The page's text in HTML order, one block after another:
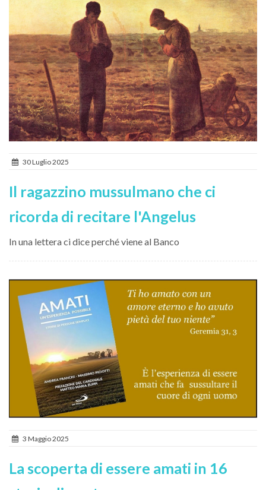
30 Luglio 2025
Il ragazzino mussulmano che ci
ricorda di recitare l'Angelus
In una lettera ci dice perché viene al Banco
3 Maggio 2025
La scoperta di essere amati in 16